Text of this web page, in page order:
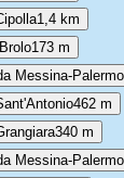
1,4 km
173 m
Messina-Palermo
462 m
340 m
Messina-Palermo